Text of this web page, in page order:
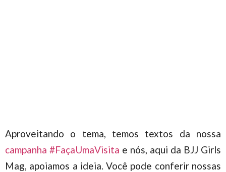
Aproveitando o tema, temos textos da nossa
campanha #FaçaUmaVisita e nós, aqui da BJJ Girls
Mag, apoiamos a ideia. Você pode conferir nossas